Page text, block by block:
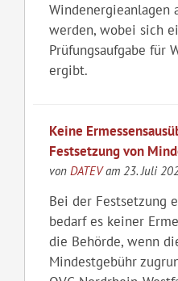
Windenergieanlagen
werden, wobei sich
Prüfungsaufgabe für
ergibt.
Keine
Festsetzung von
von DATEVam 23. Juli
Bei der Festsetzung
bedarf es keiner
die Behörde, wenn
Mindestgebühr